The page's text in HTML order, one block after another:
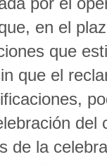
en el
que
que el
del
de la